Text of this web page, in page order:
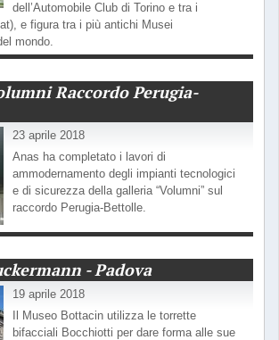
dell’Automobile Club di Torino e tra i
e figura tra i più antichi Musei
mondo.
Raccordo Perugia-
23 aprile 2018
Anas ha completato i lavori di
ammodernamento degli impianti tecnologici
e di sicurezza della galleria “Volumni” sul
raccordo Perugia-Bettolle.
- Padova
19 aprile 2018
Il Museo Bottacin utilizza le torrette
bifacciali Bocchiotti per dare forma alle sue